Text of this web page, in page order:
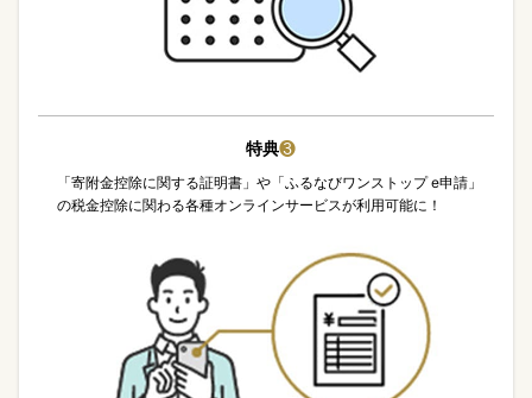
特典❸
「寄附金控除に関する証明書」や「ふるなびワンストップ e申請」
の税金控除に関わる各種オンラインサービスが利用可能に！